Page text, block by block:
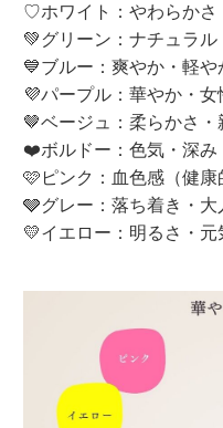
♡ホワイト：やわらかさ
💚グリーン：ナチュラル
💙ブルー：爽やか・軽や
💜パープル：華やか・
🤎ベージュ：柔らかさ
❤️ボルドー：色気・深み
🩷ピンク：血色感（健康
🩶グレー：落ち着き・大
💛イエロー：明るさ・元